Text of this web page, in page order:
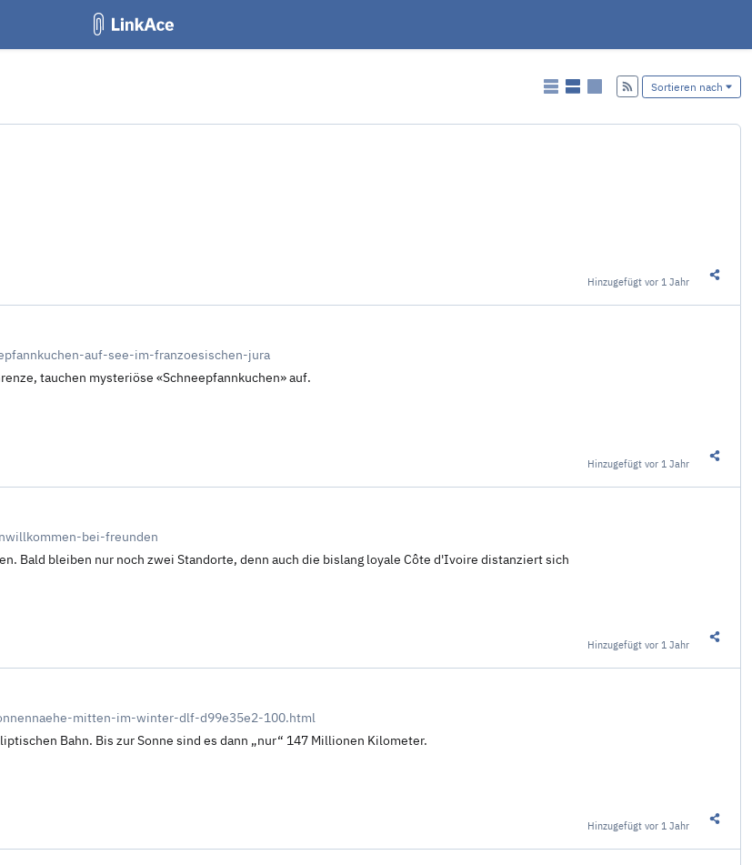
Hinzufügen
Sortieren nach
Hinzugefügtvor 1 Jahr
auf-see-im-franzoesischen-jura
tauchen mysteriöse «Schneepfannkuchen» auf.
Hinzugefügtvor 1 Jahr
bei-freunden
Bald bleiben nur noch zwei Standorte, denn auch die bislang loyale Côte d'Ivoire distanziert sich
Hinzugefügtvor 1 Jahr
mitten-im-winter-dlf-d99e35e2-100.html
Bahn. Bis zur Sonne sind es dann „nur“ 147 Millionen Kilometer.
Hinzugefügtvor 1 Jahr